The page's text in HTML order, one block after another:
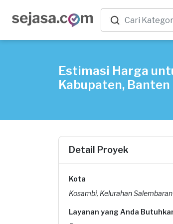
Estimasi Harga
Kabupaten,
Detail Proyek
Kota
Kosambi, Kelurahan
Layanan yang Anda